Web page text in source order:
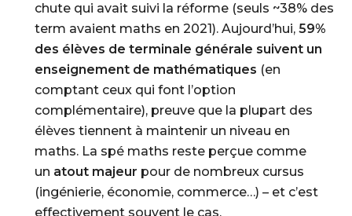
chute qui avait suivi la réforme (seuls ~38% des
term avaient maths en 2021). Aujourd’hui, 59%
des élèves de terminale générale suivent un
enseignement de mathématiques (en
comptant ceux qui font l’option
complémentaire), preuve que la plupart des
élèves tiennent à maintenir un niveau en
maths. La spé maths reste perçue comme
un atout majeur pour de nombreux cursus
(ingénierie, économie, commerce…) – et c’est
effectivement souvent le cas.